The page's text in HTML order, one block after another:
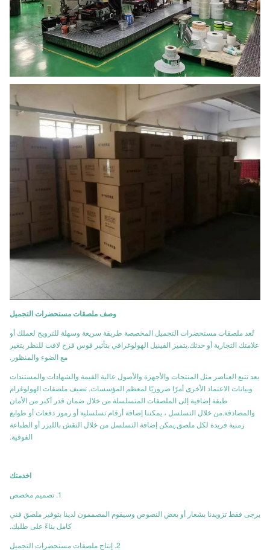
وصف ملصقات مستحضرات التجميل
تُعد ملصقات مستحضرات التجميل المخصصة طريقة سريعة وسهلة للترويج لعملك أو
علامتك التجارية أو حدثك.يتميز الفينيل الهولوغرافي بتأثير قوس قزح لافت للنظر يتغير
مع الضوء والمنظور.
يعد تتبع العناصر مثل المنتجات والأجهزة والأصول عالية القيمة والشهادات والمستندات
وبيانات الاعتماد الأخرى أمرًا ضروريًا لمعظم المؤسسات. تضيف ملصقات الهولوغرام
طبقة إضافية إلى الملصقات المتسلسلة من خلال ضمان قدر أكبر من الأمان
والمصادقة.من خلال التسلسل ، يمكننا إضافة أرقام تسلسلية أو رموز دفعات أو طوابع
زمنية فريدة لكل ملصق.يمكن إضافة التسلسل من خلال النقش بالليزر أو الطباعة
الفوقية.
اخدمتك
1. تصميم مخصص
يرجى فقط تزويدنا بشعار أو بعض النصوص وسيقوم المصممون لدينا بتوفير ملصق فني
كامل بناءً على طلبك.
2. إنتاج ملصقات مستحضرات التجميل